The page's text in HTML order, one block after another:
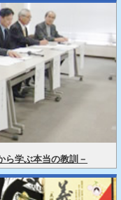
ら学ぶ本当の教訓－